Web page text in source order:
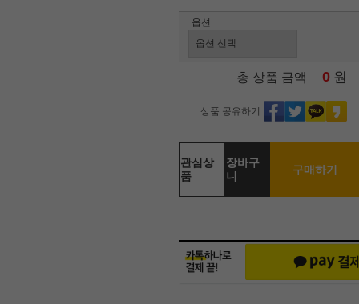
옵션
총 상품 금액 0 원
상품 공유하기
관심상
품
장바구
니
구매하기